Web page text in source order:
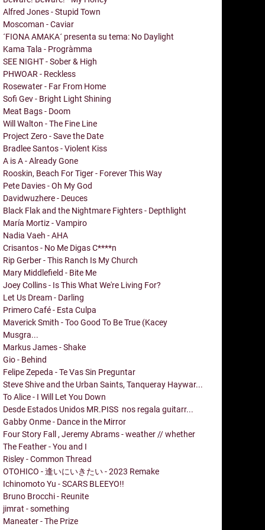
Alfred Jones - Stupid Town
Moscoman - Caviar
´FIONA AMAKA´ presenta su tema: No Daylight
Kama Tala - Progràmma
SEE NIGHT - Sober & High
PHWOAR - Reckless
Rosewater - Far From Home
Sofi Gev - Bright Light Shining
Meat Bags - Doom
Will Walton - The Fine Line
Project Zero - Save the Date
Bradlee Santos - Violent Kiss
A is A - Already Gone
Rooskin, Beach For Tiger - Forever This Way
Pete Davies - Oh My God
Davidwuzhere - Deuces
Black Flak and the Nightmare Fighters - Depthlight
María Mortiz - Vampiro
Nadia Vaeh - AHA
Crisantos - No Me Digas C****n
Rip Gerber - This Ranch Is My Church
Mary Middlefield - Bite Me
Joey Collins - Is This What We're Living For?
Let Us Dream - Darling
Primero Café - Esta Culpa
Maverick Smith - Too Good To Be True (Kacey
Musgra...
Markus James - Shake
Gio - Behind
Felipe Zepeda - Te Vas Sin Preguntar
Steve Shive and the Urban Saints, Tanqueray Haywar...
To Alice - I Will Let You Down
Desde Estados Unidos MR.PISS nos regala guitarr...
Gabby Onme - Dance in the Mirror
Four Story Fall , Jeremy Abrams - weather // whether
The Feather - You and I
Risley - Common Thread
OTOHICO - 逢いにいきたい - 2023 Remake
Ichinomoto Yu - SCARS BLEEYO!!
Bruno Brocchi - Reunite
jimrat - something
Maneater - The Prize